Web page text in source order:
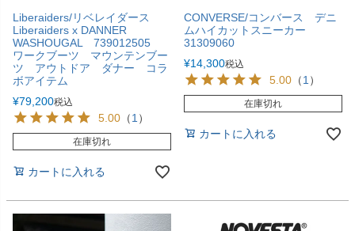
Liberaiders/リベレイダース
Liberaiders x DANNER
WASHOUGAL 739012505
ワークブーツ マウンテンブー
ツ アウトドア ダナー コラ
ボアイテム
¥79,200税込
5.00 （1 ）
在庫切れ
カートに入れる
CONVERSE/コンバース デニ
ムハイカットスニーカー
31309060
¥14,300税込
5.00 （1 ）
在庫切れ
カートに入れる